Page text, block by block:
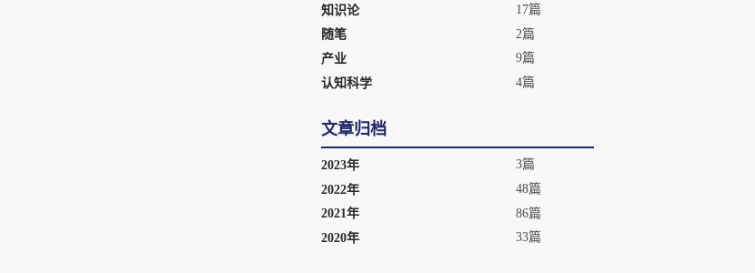
知识论
17篇
随笔
2篇
产业
9篇
认知科学
4篇
文章归档
2023年
3篇
2022年
48篇
2021年
86篇
2020年
33篇